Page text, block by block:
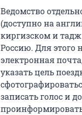
Ведомство
(доступно на
киргизском и
Россию. Для этого
электронная
указать цель
записать голос и